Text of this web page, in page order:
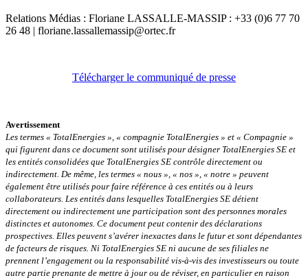
Relations Médias : Floriane LASSALLE-MASSIP : +33 (0)6 77 70
26 48 | floriane.lassallemassip@ortec.fr
Télécharger le communiqué de presse
Avertissement
Les termes « TotalEnergies », « compagnie TotalEnergies » et « Compagnie »
qui figurent dans ce document sont utilisés pour désigner TotalEnergies SE et
les entités consolidées que TotalEnergies SE contrôle directement ou
indirectement. De même, les termes « nous », « nos », « notre » peuvent
également être utilisés pour faire référence à ces entités ou à leurs
collaborateurs. Les entités dans lesquelles TotalEnergies SE détient
directement ou indirectement une participation sont des personnes morales
distinctes et autonomes. Ce document peut contenir des déclarations
prospectives. Elles peuvent s’avérer inexactes dans le futur et sont dépendantes
de facteurs de risques. Ni TotalEnergies SE ni aucune de ses filiales ne
prennent l’engagement ou la responsabilité vis-à-vis des investisseurs ou toute
autre partie prenante de mettre à jour ou de réviser, en particulier en raison